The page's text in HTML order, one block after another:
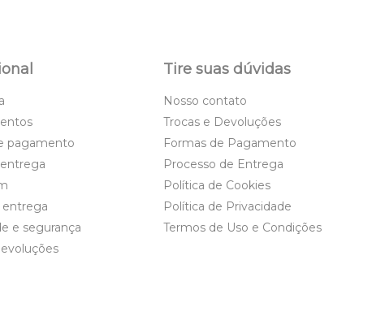
pagamento
entrega
e segurança
Tire suas dúvidas
Nosso contato
Trocas e Devoluções
Formas de Pagamento
Processo de Entrega
Política de Cookies
Política de Privacidade
Termos de Uso e Condições